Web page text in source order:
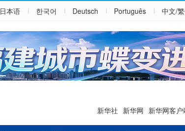
日本语 한국어 Deutsch Português 中文/
新华社 新华网 新华网客户